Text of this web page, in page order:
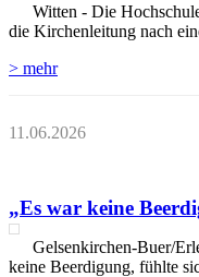
Witten - Die
die Kirchenleitung nach
> mehr
11.06.2026
„Es war keine
Gelsenkirchen-Buer/
keine Beerdigung, fühlte